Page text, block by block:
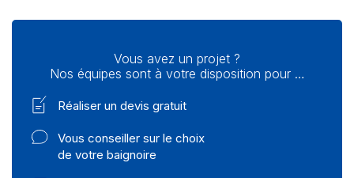
Vous avez un projet ?
Nos équipes sont à votre disposition pour …
Réaliser un devis gratuit
Vous conseiller sur le choix
de votre baignoire